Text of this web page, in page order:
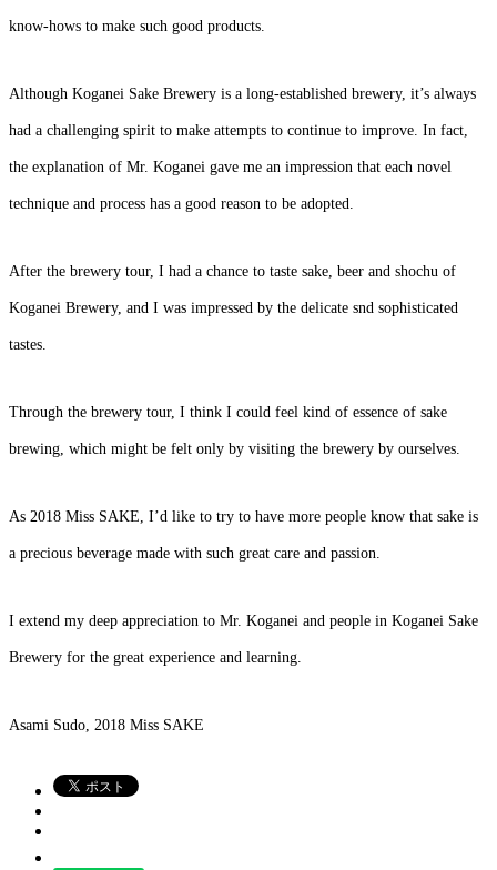
know-hows to make such good products.
Although Koganei Sake Brewery is a long-established brewery, it’s always
had a challenging spirit to make attempts to continue to improve. In fact,
the explanation of Mr. Koganei gave me an impression that each novel
technique and process has a good reason to be adopted.
After the brewery tour, I had a chance to taste sake, beer and shochu of
Koganei Brewery, and I was impressed by the delicate snd sophisticated
tastes.
Through the brewery tour, I think I could feel kind of essence of sake
brewing, which might be felt only by visiting the brewery by ourselves.
As 2018 Miss SAKE, I’d like to try to have more people know that sake is
a precious beverage made with such great care and passion.
I extend my deep appreciation to Mr. Koganei and people in Koganei Sake
Brewery for the great experience and learning.
Asami Sudo, 2018 Miss SAKE